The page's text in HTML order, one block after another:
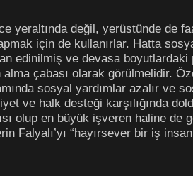
yeraltında değil, yerüstünde de
için de kullanırlar. Hatta
edinilmiş ve devasa boyutlardaki
alma çabası olarak görülmelidir.
sosyal yardımlar azalır ve
ve halk desteği karşılığında
olup en büyük işveren haline de
Falyalı’yı “hayırsever bir iş